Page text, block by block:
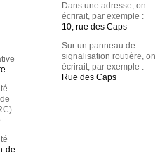
de-
Dans une adresse, on
écrirait, par exemple :
10, rue des Caps
Sur un panneau de
signalisation routière, on
écrirait, par exemple :
Rue des Caps